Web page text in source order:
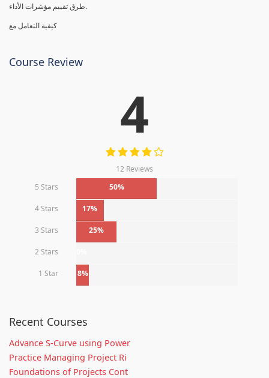
طرق تقييم مؤشرات الأداء.
كيفية التعامل مع
Course Review
4
12 Reviews
5 Stars
50%
4 Stars 17%
3 Stars 25%
2 Stars
1 Star 8%
Recent Courses
Advance S-Curve using Power
Practice Managing Project Ri
Foundations of Projects Cont